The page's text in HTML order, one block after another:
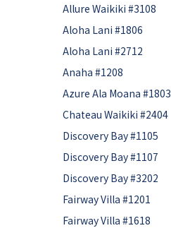
Allure Waikiki #3108
Aloha Lani #1806
Aloha Lani #2712
Anaha #1208
Azure Ala Moana #1803
Chateau Waikiki #2404
Discovery Bay #1105
Discovery Bay #1107
Discovery Bay #3202
Fairway Villa #1201
Fairway Villa #1618